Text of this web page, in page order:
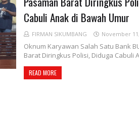
Cabuli Anak di Bawah Umur
FIRMAN SIKUMBANG November
Oknum Karyawan Salah Satu Bank
Barat Diringkus Polisi, Diduga Cabuli
READ MORE